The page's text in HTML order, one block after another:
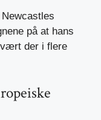
på at hans
der i flere